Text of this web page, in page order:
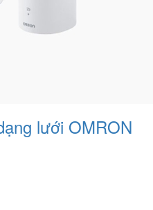
lưới OMRON